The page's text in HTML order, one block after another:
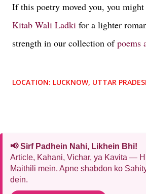
If this poetry moved you, you
Kitab Wali Ladki for a lighter
strength in our collection ofpoems
LOCATION: LUCKNOW, UTTAR
📢 Sirf Padhein Nahi, Likhein Bhi!
Article, Kahani, Vichar, ya Kavita —
Maithili mein. Apne shabdon ko
dein.